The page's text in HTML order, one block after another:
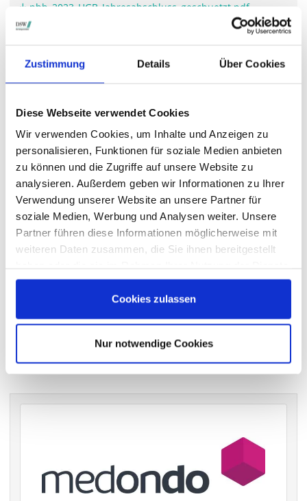
Zustimmung Details Über Cookies
Diese Webseite verwendet Cookies
Wir verwenden Cookies, um Inhalte und Anzeigen zu
personalisieren, Funktionen für soziale Medien anbieten
zu können und die Zugriffe auf unsere Website zu
analysieren. Außerdem geben wir Informationen zu Ihrer
Verwendung unserer Website an unsere Partner für
soziale Medien, Werbung und Analysen weiter. Unsere
Partner führen diese Informationen möglicherweise mit
weiteren Daten zusammen, die Sie ihnen bereitgestellt
gesammelt haben.
Cookies zulassen
Nur notwendige Cookies
pbb_2023_HGB_Jahresabschluss_geschuetzt.pdf
pbb_2023_Geschaeftsbericht_geschuetzt.pdf
www.pfandbriefbank.com/.../hauptversammlung-2024
STIMMRECHTSVERTRETUNG DURCH DIE DSW
Die DSW vertritt Ihre Stimmrechteauf sämtlichen
wichtigen Hauptversammlungen in Deutschland.
archiv.hauptversammlung.de
Die nächsten Termine